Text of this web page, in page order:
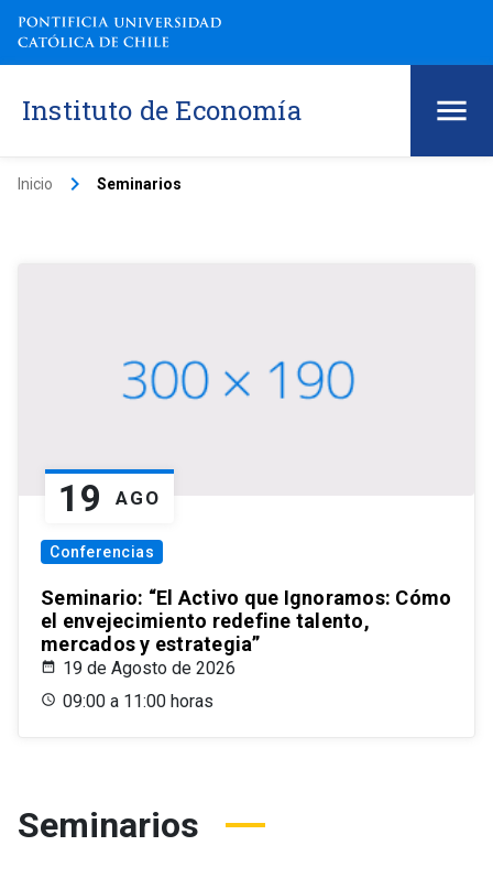
Instituto de Economía
Inicio keyboard_arrow_right Seminarios
19 AGO
Conferencias
Seminario: “El Activo que Ignoramos: Cómo
el envejecimiento redefine talento,
mercados y estrategia”
19 de Agosto de 2026
09:00 a 11:00 horas
Seminarios